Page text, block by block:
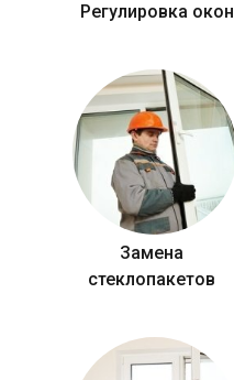
Регулировка окон
Замена
стеклопакетов